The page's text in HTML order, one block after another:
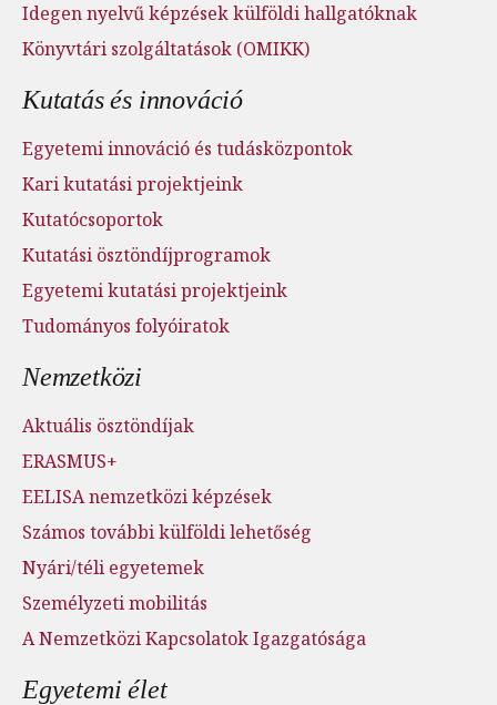
Idegen nyelvű képzések külföldi hallgatóknak
Könyvtári szolgáltatások (OMIKK)
Kutatás és innováció
Egyetemi innováció és tudásközpontok
Kari kutatási projektjeink
Kutatócsoportok
Kutatási ösztöndíjprogramok
Egyetemi kutatási projektjeink
Tudományos folyóiratok
Nemzetközi
Aktuális ösztöndíjak
ERASMUS+
EELISA nemzetközi képzések
Számos további külföldi lehetőség
Nyári/téli egyetemek
Személyzeti mobilitás
A Nemzetközi Kapcsolatok Igazgatósága
Egyetemi élet